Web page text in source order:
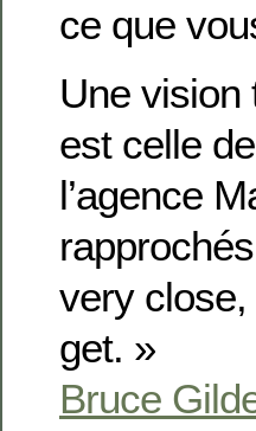
ce que
Une vision
est celle
l’agence
very
get. »
Bruce